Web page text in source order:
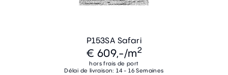
P153SA Safari
€ 609,-/m2
hors frais de port
Délai de livraison: 14 - 16 Semaines